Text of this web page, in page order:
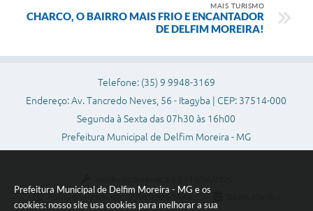
Prefeitura Municipal de Delfim Moreira - MG e os
cookies: nosso site usa cookies para melhorar a sua
MAIS TURISMO
CHARCO, O BAIRRO MAIS FRIO E ENCANTADOR
DE DELFIM MOREIRA!
Telefone: (35) 9 9948-3169
Endereço: Av. Tancredo Neves, 56 - Itagyba | CEP: 37514-000
Segunda à Sexta das 07h30 às 16h00
Prefeitura Municipal de Delfim Moreira - MG
Portal atualizado em: